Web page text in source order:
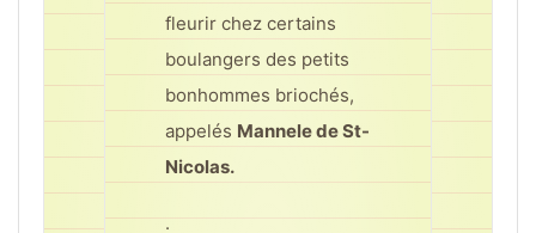
fleurir chez certains
boulangers des petits
bonhommes briochés,
appelés Mannele de St-
Nicolas.
.